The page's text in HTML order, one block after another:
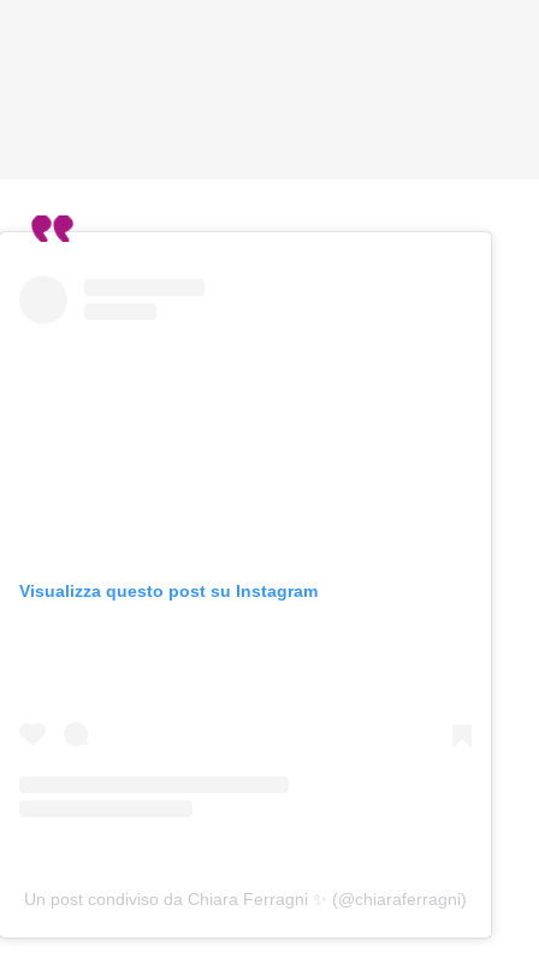
Visualizza questo post su Instagram
Un post condiviso da Chiara Ferragni ✨ (@chiaraferragni)